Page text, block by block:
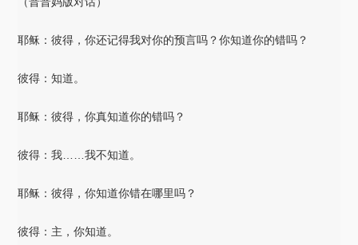
耶稣：彼得，你还记得我对你的预言吗？你知道你的错吗？
彼得：知道。
耶稣：彼得，你真知道你的错吗？
彼得：我……我不知道。
耶稣：彼得，你知道你错在哪里吗？
彼得：主，你知道。